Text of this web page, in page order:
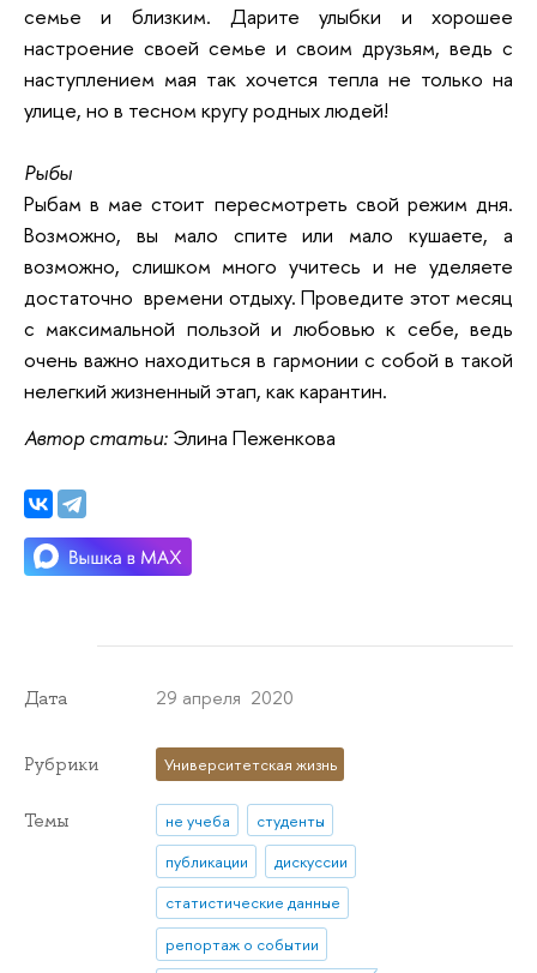
семье и близким. Дарите улыбки и хорошее
настроение своей семье и своим друзьям, ведь с
наступлением мая так хочется тепла не только на
улице, но в тесном кругу родных людей!
Рыбы
Рыбам в мае стоит пересмотреть свой режим дня.
Возможно, вы мало спите или мало кушаете, а
возможно, слишком много учитесь и не уделяете
достаточно времени отдыху. Проведите этот месяц
с максимальной пользой и любовью к себе, ведь
очень важно находиться в гармонии с собой в такой
нелегкий жизненный этап, как карантин.
Автор статьи: Элина Пеженкова
Дата 29 апреля 2020
Рубрики Университетская жизнь
Темы не учеба
студенты
публикации
дискуссии
статистические данные
репортаж о событии